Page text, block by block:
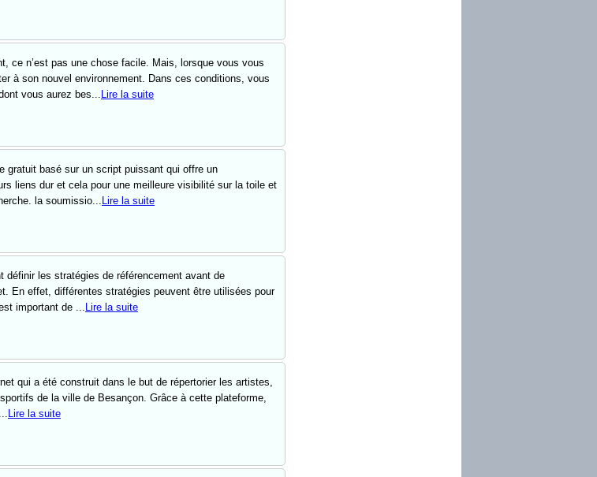
ce n’est pas une chose facile. Mais, lorsque vous vous
à son nouvel environnement. Dans ces conditions, vous
vous aurez bes...Lire la suite
gratuit basé sur un script puissant qui offre un
liens dur et cela pour une meilleure visibilité sur la toile et
la soumissio...Lire la suite
définir les stratégies de référencement avant de
En effet, différentes stratégies peuvent être utilisées pour
important de ...Lire la suite
qui a été construit dans le but de répertorier les artistes,
de la ville de Besançon. Grâce à cette plateforme,
Lire la suite